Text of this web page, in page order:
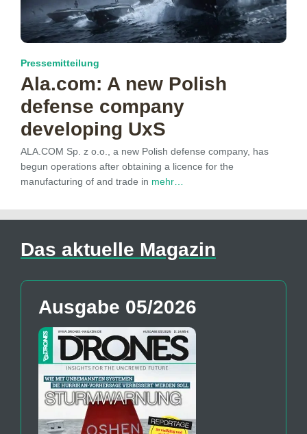
Pressemitteilung
Ala.com: A new Polish
defense company
developing UxS
ALA.COM Sp. z o.o., a new Polish defense company, has
begun operations after obtaining a licence for the
manufacturing of and trade in mehr…
Das aktuelle Magazin
Ausgabe 05/2026